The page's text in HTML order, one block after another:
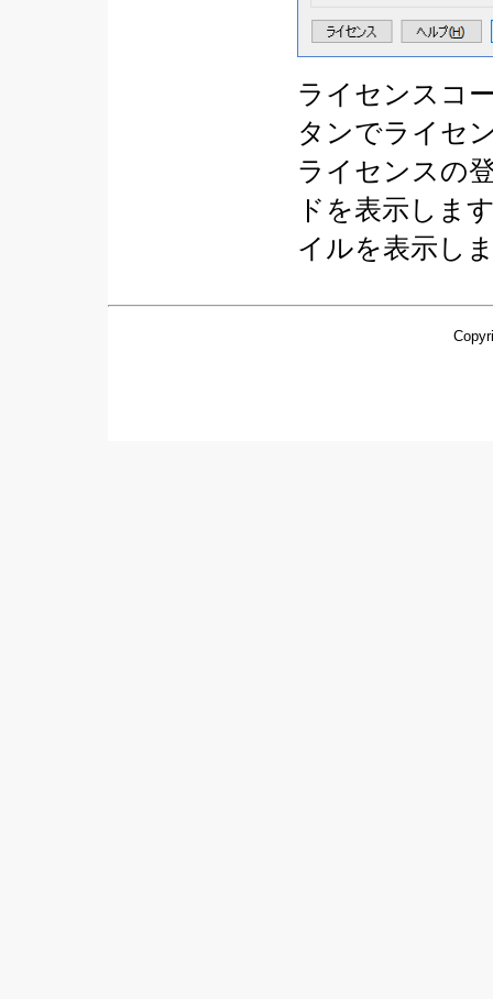
ライセンスコ
タンでライセ
ライセンスの
ドを表示しま
イルを表示し